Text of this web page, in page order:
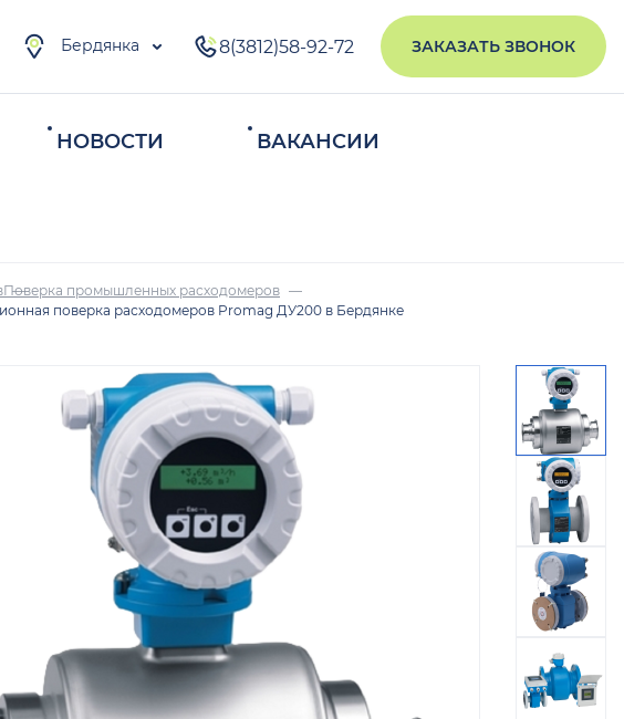
Бердянка 8(3812)58-92-72 ЗАКАЗАТЬ ЗВОНОК
НОВОСТИ ВАКАНСИИ
Поверка промышленных расходомеров
поверка расходомеров Promag ДУ200 в Бердянке